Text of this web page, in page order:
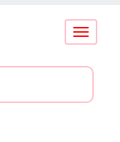
Conmutar